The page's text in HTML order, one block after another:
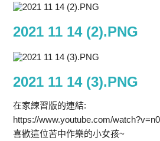
2021 11 14 (2).PNG
2021 11 14 (3).PNG
在家練習版的連結:
https://www.youtube.com/
喜歡這位苦中作樂的小女孩~